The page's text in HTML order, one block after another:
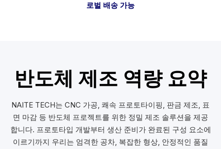
로벌 배송 가능
반도체 제조 역량 요약
NAITE TECH는 CNC 가공, 쾌속 프로토타이핑, 판금 제조, 표
면 마감 등 반도체 프로젝트를 위한 정밀 제조 솔루션을 제공
합니다. 프로토타입 개발부터 생산 준비가 완료된 구성 요소에
이르기까지 우리는 엄격한 공차, 복잡한 형상, 안정적인 품질